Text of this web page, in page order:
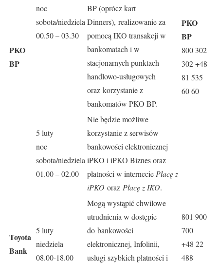
PKO
BP
noc
sobota/niedziela
00.50 – 03.30
BP (oprócz kart
Dinners), realizowanie za
pomocą IKO transakcji w
bankomatach i w
stacjonarnych punktach
handlowo-usługowych
oraz korzystanie z
bankomatów PKO BP.
PKO
BP
800 302
302 +48
81 535
60 60
5 luty
noc
sobota/niedziela
01.00 – 02.00
Nie będzie możliwe
korzystanie z serwisów
bankowości elektronicznej
iPKO i iPKO Biznes oraz
płatności w internecie Płacę z
iPKO oraz Płacę z IKO.
Toyota
Bank
5 luty
niedziela
08.00-18.00
Mogą wystąpić chwilowe
utrudnienia w dostępie
do bankowości
elektronicznej, Infolinii,
usługi szybkich płatności i
801 900
700
+48 22
488